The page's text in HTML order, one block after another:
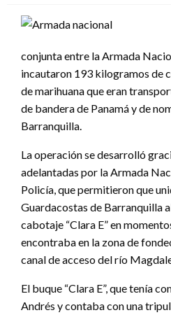
conjunta entre la Armada
incautaron 193 kilogramos de
de marihuana que eran
de bandera de Panamá y de
Barranquilla.
La operación se desarrolló
adelantadas por la Armada
Policía, que permitieron que
Guardacostas de Barranquilla
cabotaje “Clara E” en
encontraba en la zona de
canal de acceso del río
El buque “Clara E”, que tenía
Andrés y contaba con una